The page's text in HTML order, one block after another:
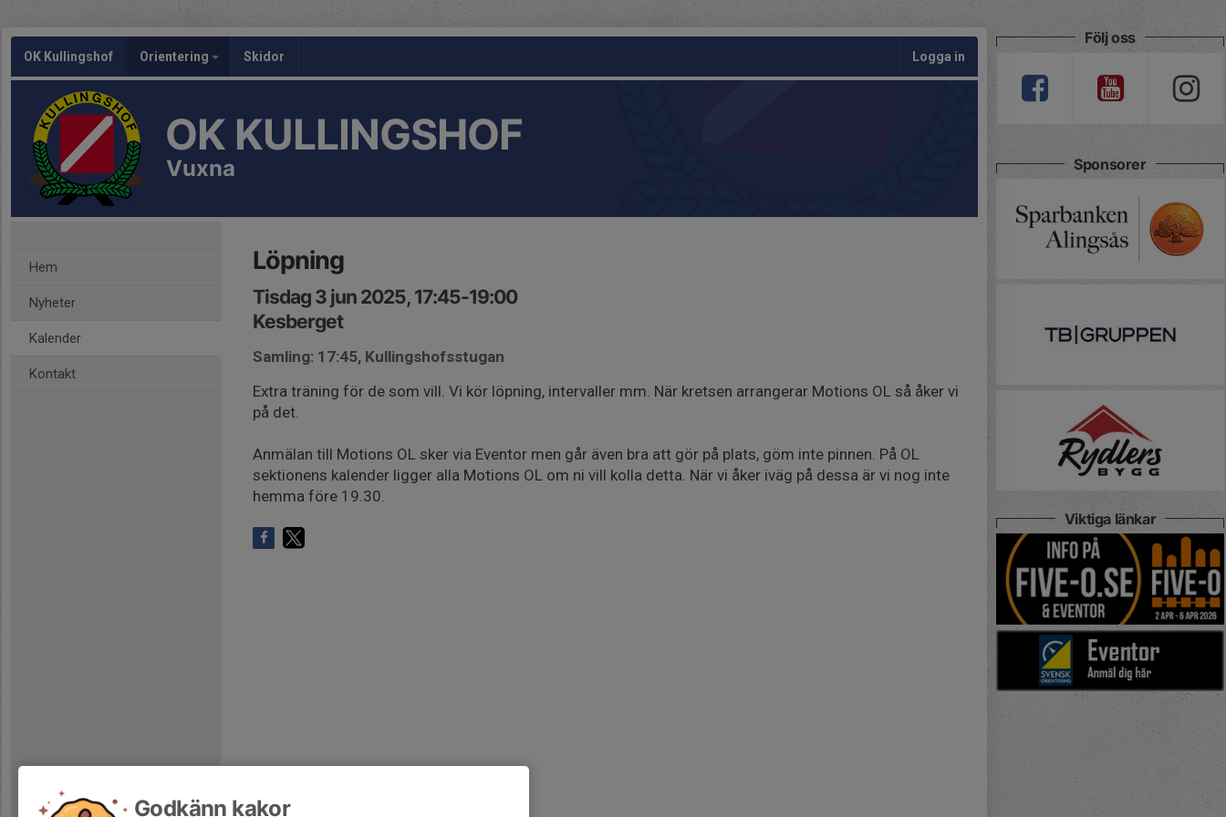
OK Kullingshof Orientering Skidor Logga in
OK KULLINGSHOF
Vuxna
Hem
Nyheter
Kalender
Kontakt
Löpning
Tisdag 3 jun 2025, 17:45-19:00
Kesberget
Samling: 17:45, Kullingshofsstugan
Extra träning för de som vill. Vi kör löpning, intervaller mm. När kretsen arrangerar Motions OL så åker vi
på det.
Anmälan till Motions OL sker via Eventor men går även bra att gör på plats, göm inte pinnen. På OL
sektionens kalender ligger alla Motions OL om ni vill kolla detta. När vi åker iväg på dessa är vi nog inte
hemma före 19.30.
Följ oss
Sponsorer
Viktiga länkar
Godkänn kakor